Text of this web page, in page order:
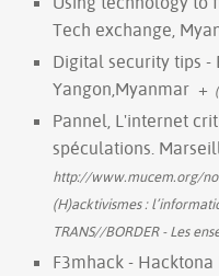
Tech exchange,
Digital security tips -
Yangon,Myanmar +
Pannel, L'internet
spéculations.
http://www.mucem.org/
(H)acktivismes :
TRANS//BORDER - Les
F3mhack - Hacktona